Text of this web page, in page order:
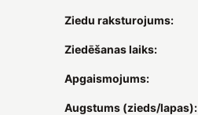
Ziedu raksturojums:
Ziedēšanas laiks:
Apgaismojums:
Augstums (zieds/lapas):